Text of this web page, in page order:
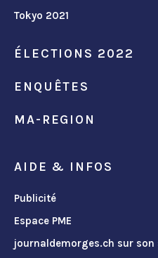
Tokyo 2021
ÉLECTIONS 2022
ENQUÊTES
MA-REGION
AIDE & INFOS
Publicité
Espace PME
journaldemorges.ch sur